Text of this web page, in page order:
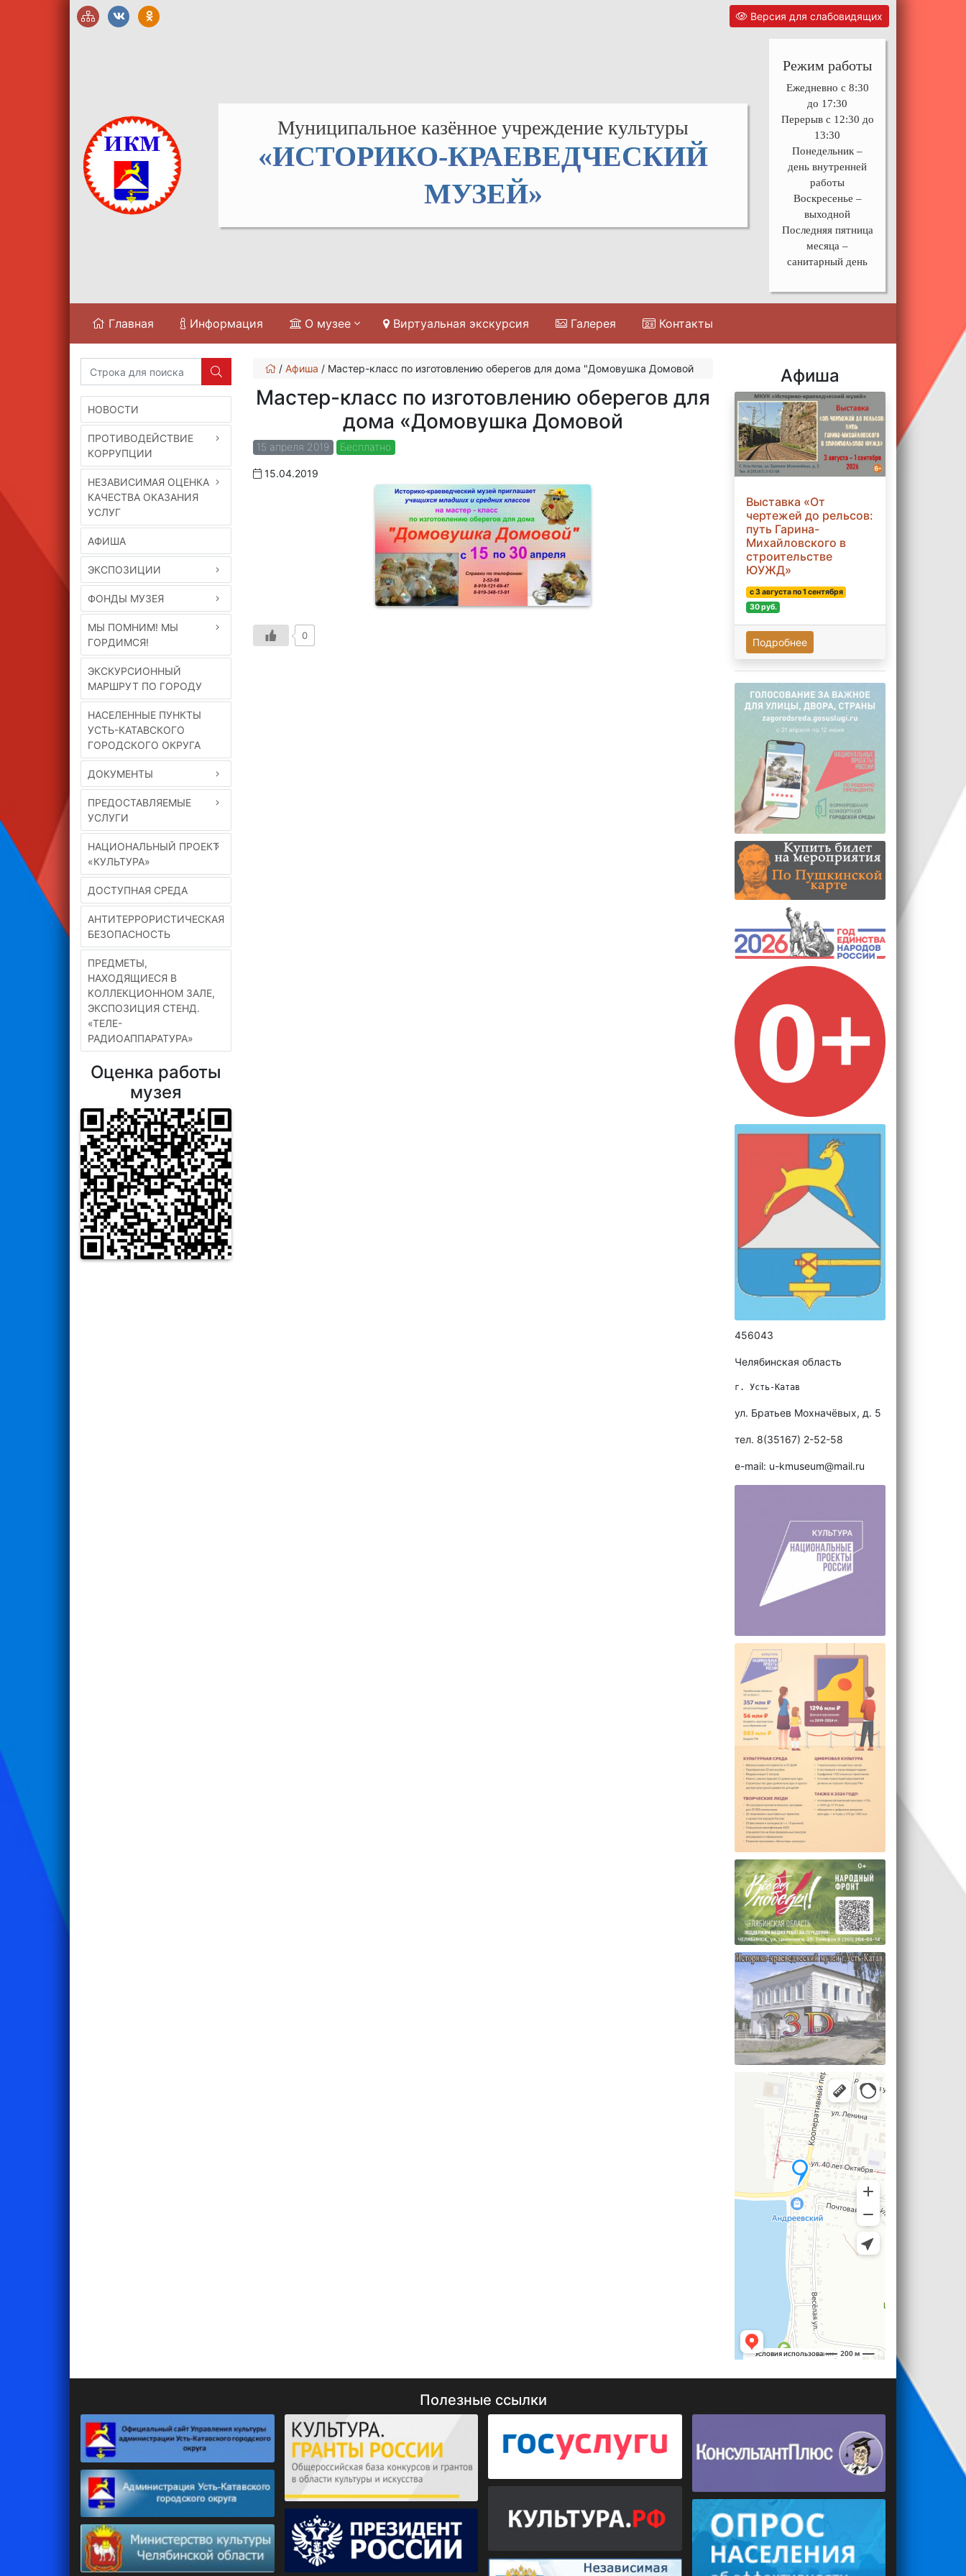
Версия для слабовидящих
Муниципальное казённое учреждение культуры
«ИСТОРИКО-КРАЕВЕДЧЕСКИЙ
МУЗЕЙ»
Режим работы
Ежедневно с 8:30
до 17:30
Перерыв с 12:30 до
13:30
Понедельник –
день внутренней
работы
Воскресенье –
выходной
Последняя пятница
месяца –
санитарный день
Главная Информация О музее Виртуальная экскурсия Галерея Контакты
НОВОСТИ
ПРОТИВОДЕЙСТВИЕ
КОРРУПЦИИ
НЕЗАВИСИМАЯ ОЦЕНКА
КАЧЕСТВА ОКАЗАНИЯ
УСЛУГ
АФИША
ЭКСПОЗИЦИИ
ФОНДЫ МУЗЕЯ
МЫ ПОМНИМ! МЫ
ГОРДИМСЯ!
ЭКСКУРСИОННЫЙ
МАРШРУТ ПО ГОРОДУ
НАСЕЛЕННЫЕ ПУНКТЫ
УСТЬ-КАТАВСКОГО
ГОРОДСКОГО ОКРУГА
ДОКУМЕНТЫ
ПРЕДОСТАВЛЯЕМЫЕ
УСЛУГИ
НАЦИОНАЛЬНЫЙ ПРОЕКТ
«КУЛЬТУРА»
ДОСТУПНАЯ СРЕДА
АНТИТЕРРОРИСТИЧЕСКАЯ
БЕЗОПАСНОСТЬ
ПРЕДМЕТЫ,
НАХОДЯЩИЕСЯ В
КОЛЛЕКЦИОННОМ ЗАЛЕ,
ЭКСПОЗИЦИЯ СТЕНД.
«ТЕЛЕ-
РАДИОАППАРАТУРА»
Оценка работы
музея
/ Афиша / Мастер-класс по изготовлению оберегов для дома "Домовушка Домовой
Мастер-класс по изготовлению оберегов для
дома «Домовушка Домовой
15 апреля 2019 Бесплатно
15.04.2019
0
Афиша
Выставка «От
чертежей до рельсов:
путь Гарина-
Михайловского в
строительстве
ЮУЖД»
с 3 августа по 1 сентября
30 руб.
Подробнее
456043
Челябинская область
г. Усть-Катав
ул. Братьев Мохначёвых, д. 5
тел. 8(35167) 2-52-58
e-mail: u-kmuseum@mail.ru
Полезные ссылки